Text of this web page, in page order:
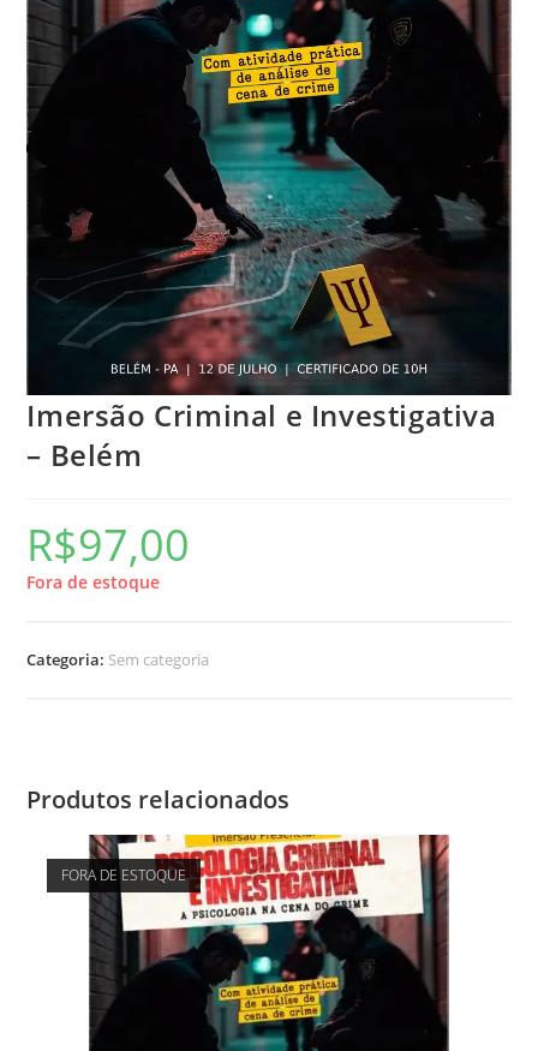
Imersão Criminal e Investigativa
– Belém
R$97,00
Fora de estoque
Categoria: Sem categoria
Produtos relacionados
FORA DE ESTOQUE